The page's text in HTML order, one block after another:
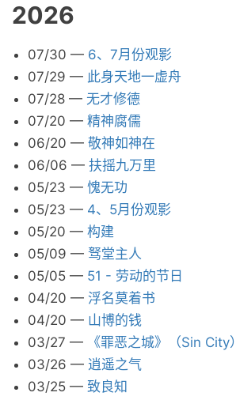
2026
07/30 — 6、7月份观影
07/29 — 此身天地一虚舟
07/28 — 无才修德
07/20 — 精神腐儒
06/20 — 敬神如神在
06/06 — 扶摇九万里
05/23 — 愧无功
05/23 — 4、5月份观影
05/20 — 构建
05/09 — 驽堂主人
05/05 — 51 - 劳动的节日
04/20 — 浮名莫着书
04/20 — 山博的钱
03/27 —
《罪恶之城》（Sin City）
03/26 — 逍遥之气
03/25 — 致良知